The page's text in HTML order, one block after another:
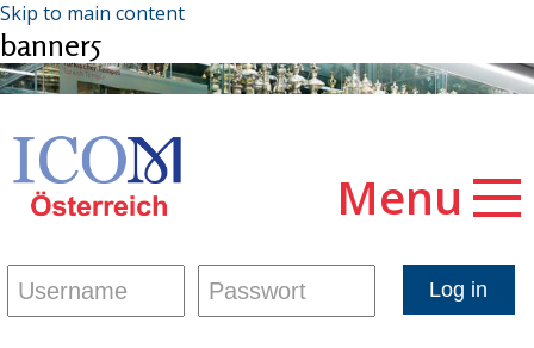
Skip to main content
banner5
Menu